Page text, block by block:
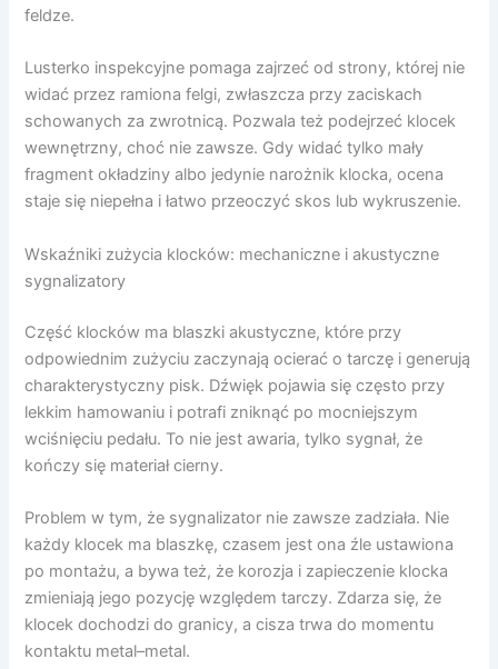
feldze.
Lusterko inspekcyjne pomaga zajrzeć od strony, której nie
widać przez ramiona felgi, zwłaszcza przy zaciskach
schowanych za zwrotnicą. Pozwala też podejrzeć klocek
wewnętrzny, choć nie zawsze. Gdy widać tylko mały
fragment okładziny albo jedynie narożnik klocka, ocena
staje się niepełna i łatwo przeoczyć skos lub wykruszenie.
Wskaźniki zużycia klocków: mechaniczne i akustyczne
sygnalizatory
Część klocków ma blaszki akustyczne, które przy
odpowiednim zużyciu zaczynają ocierać o tarczę i generują
charakterystyczny pisk. Dźwięk pojawia się często przy
lekkim hamowaniu i potrafi zniknąć po mocniejszym
wciśnięciu pedału. To nie jest awaria, tylko sygnał, że
kończy się materiał cierny.
Problem w tym, że sygnalizator nie zawsze zadziała. Nie
każdy klocek ma blaszkę, czasem jest ona źle ustawiona
po montażu, a bywa też, że korozja i zapieczenie klocka
zmieniają jego pozycję względem tarczy. Zdarza się, że
klocek dochodzi do granicy, a cisza trwa do momentu
kontaktu metal–metal.